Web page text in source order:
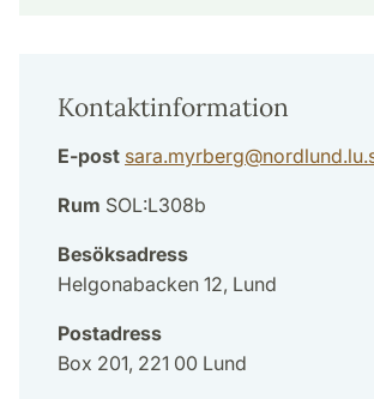
Kontaktinformation
E-post sara.myrberg@nordlund.lu.
Rum SOL:L308b
Besöksadress
Helgonabacken 12, Lund
Postadress
Box 201, 221 00 Lund